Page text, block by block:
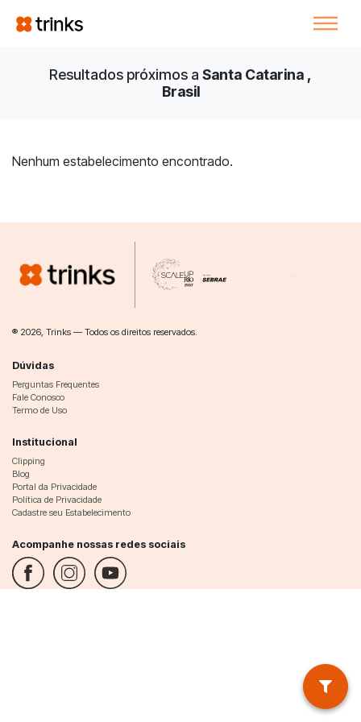
Resultados próximos a Santa Catarina ,
Brasil
Nenhum estabelecimento encontrado.
® 2026, Trinks — Todos os direitos reservados.
Dúvidas
Perguntas Frequentes
Fale Conosco
Termo de Uso
Institucional
Clipping
Blog
Portal da Privacidade
Política de Privacidade
Cadastre seu Estabelecimento
Acompanhe nossas redes sociais